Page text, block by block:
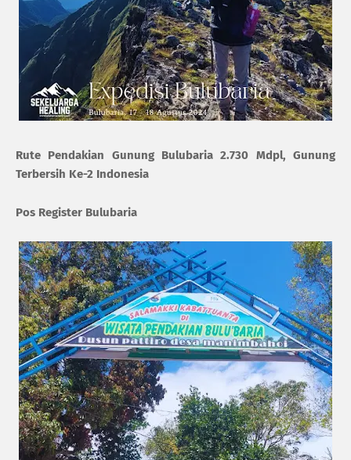
Rute Pendakian Gunung Bulubaria 2.730 Mdpl, Gunung
Terbersih Ke-2 Indonesia
Pos Register Bulubaria